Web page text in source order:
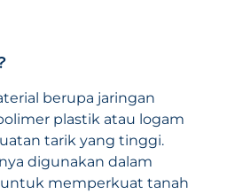
berupa jaringan
plastik atau logam
tarik yang tinggi.
digunakan dalam
memperkuat tanah